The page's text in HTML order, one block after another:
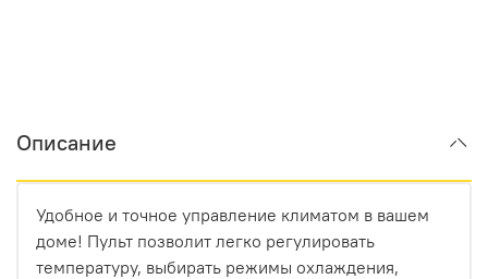
Описание
Удобное и точное управление климатом в вашем
доме! Пульт позволит легко регулировать
температуру, выбирать режимы охлаждения,